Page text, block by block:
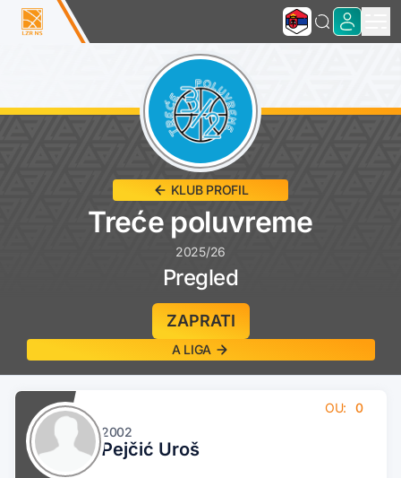
KLUB PROFIL
Treće poluvreme
2025/26
Pregled
ZAPRATI
A LIGA
2002
Pejčić Uroš
OU: 0